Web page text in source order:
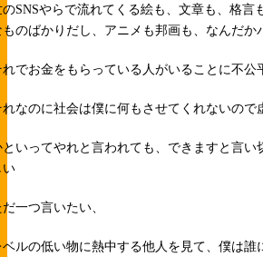
のSNSやらで流れてくる絵も、文章も、格言
ものばかりだし、アニメも邦画も、なんだか
れでお金をもらっている人がいることに不公
れなのに社会は僕に何もさせてくれないので
といってやれと言われても、できますと言い
い
だ一つ言いたい、
ベルの低い物に熱中する他人を見て、僕は誰